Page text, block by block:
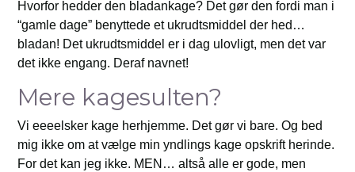
Hvorfor hedder den bladankage? Det gør den fordi man i
“gamle dage” benyttede et ukrudtsmiddel der hed…
bladan! Det ukrudtsmiddel er i dag ulovligt, men det var
det ikke engang. Deraf navnet!
Mere kagesulten?
Vi eeeelsker kage herhjemme. Det gør vi bare. Og bed
mig ikke om at vælge min yndlings kage opskrift herinde.
For det kan jeg ikke. MEN… altså alle er gode, men